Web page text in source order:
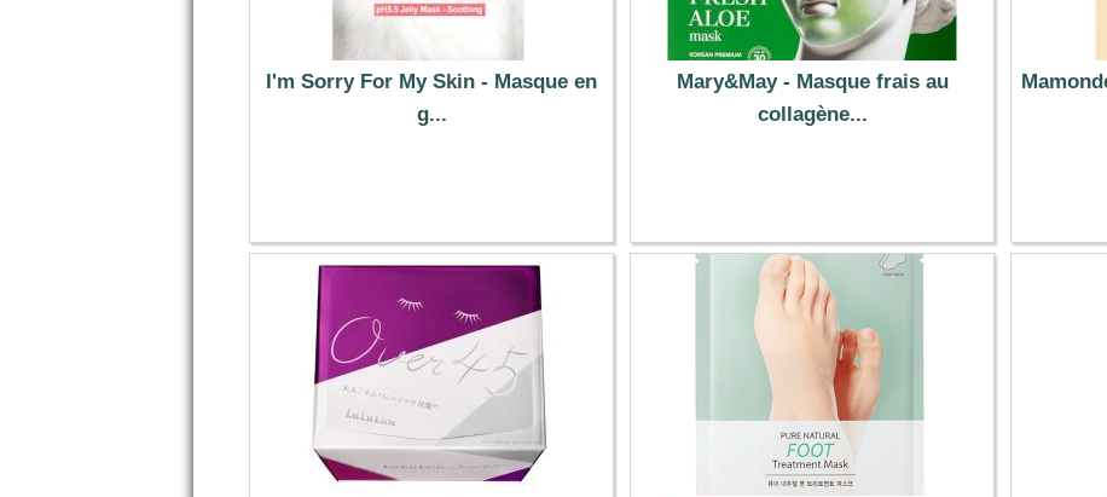
I'm Sorry For My Skin - Masque en
g...
Mary&May - Masque frais au
collagène...